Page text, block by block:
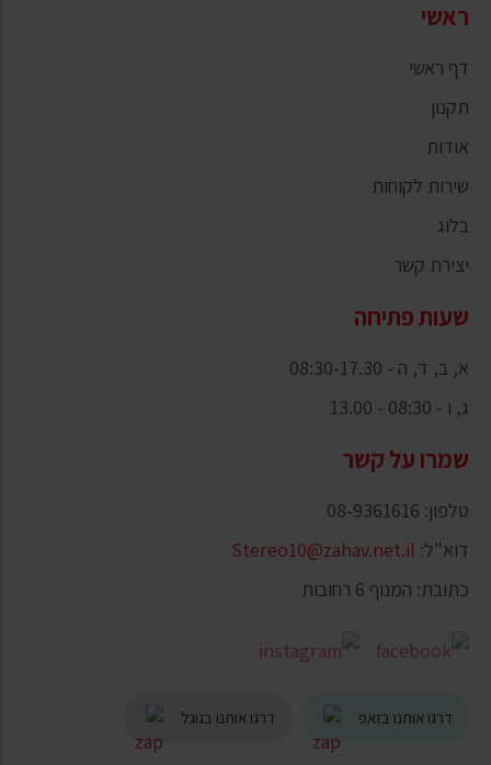
ראשי
דף ראשי
תקנון
אודות
שירות לקוחות
בלוג
יצירת קשר
שעות פתיחה
א, ב, ד, ה - 08:30-17.30
ג, ו - 08:30 - 13.00
שמרו על קשר
טלפון: 08-9361616
דוא"ל: Stereo10@zahav.net.il
כתובת: המנוף 6 רחובות
דרגו אותנו בזאפ דרגו אותנו בגוגל